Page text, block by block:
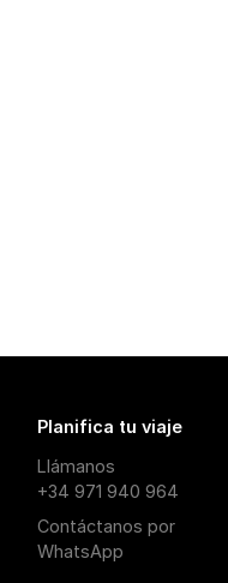
Planifica tu viaje
Llámanos
+34 971 940 964
Contáctanos por
WhatsApp